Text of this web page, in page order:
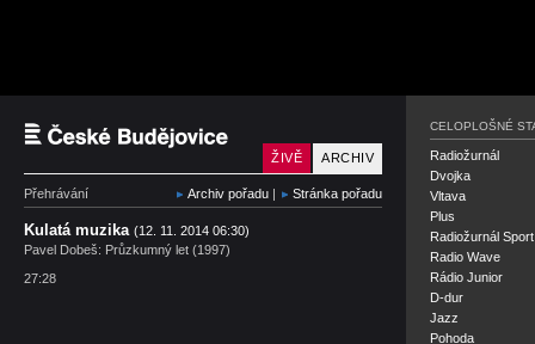
Český rozhlas České
ARCHIV
ŽIVĚ
Přehrávání Archiv pořadu | Stránka pořadu
Kulatá muzika (12. 11. 2014 06:30)
Pavel Dobeš: Průzkumný let (1997)
27:28
CELOPLOŠNÉ
Radiožurnál
Dvojka
Vltava
Plus
Radiožurnál Sport
Radio Wave
Rádio Junior
D-dur
Jazz
Pohoda